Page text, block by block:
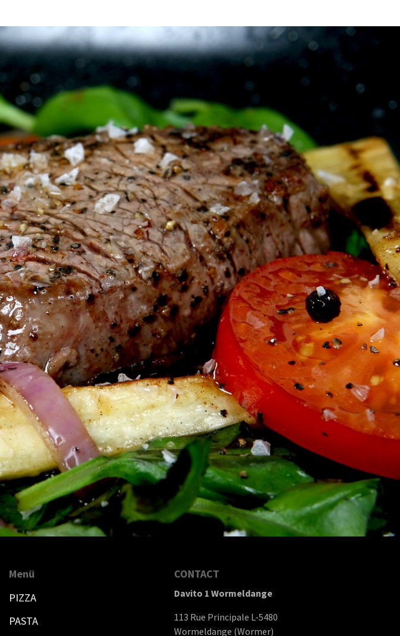
Menü
PIZZA
PASTA
CONTACT
Davito 1 Wormeldange
113 Rue Principale L-5480
Wormeldange (Wormer)